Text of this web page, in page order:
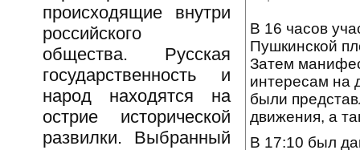
происходящие внутри
российского
общества. Русская
государственность и
народ находятся на
острие исторической
развилки. Выбранный
В 16 часов
Пушкинской
Затем
интересам на
были
движения, а
В 17:10 был